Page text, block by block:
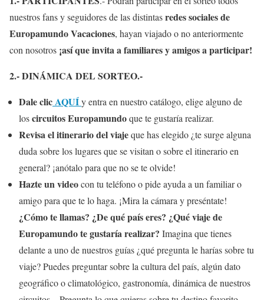
nuestros fans y seguidores de las distintasredes sociales de
Europamundo Vacaciones, hayan viajado o no anteriormente
con nosotros ¡así que invita a familiares y amigos a participar!
2.- DINÁMICA DEL SORTEO.-
Dale clicAQUÍy entra en nuestro catálogo, elige alguno de
loscircuitos Europamundoque te gustaría realizar.
Revisa el itinerario del viajeque has elegido ¿te surge alguna
duda sobre los lugares que se visitan o sobre el itinerario en
general? ¡anótalo para que no se te olvide!
Hazte un videocon tu teléfono o pide ayuda a un familiar o
amigo para que te lo haga. ¡Mira la cámara y preséntate!
¿Cómo te llamas? ¿De qué país eres? ¿Qué viaje de
Europamundo te gustaría realizar? Imagina que tienes
delante a uno de nuestros guías ¿qué pregunta le harías sobre tu
viaje? Puedes preguntar sobre la cultura del país, algún dato
geográfico o climatológico, gastronomía, dinámica de nuestros